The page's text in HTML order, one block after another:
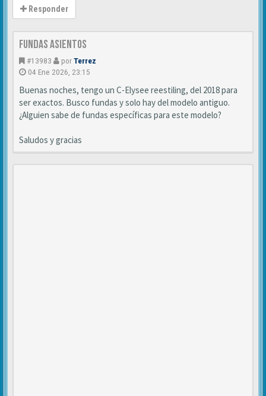
Responder
Fundas asientos
#13983 porTerrez
04 Ene 2026, 23:15
Buenas noches, tengo un C-Elysee reestiling, del 2018 para
ser exactos. Busco fundas y solo hay del modelo antiguo.
¿Alguien sabe de fundas específicas para este modelo?
Saludos y gracias